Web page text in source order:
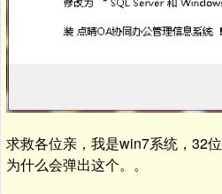
求救各位亲，我是win7系统，32位
为什么会弹出这个。。